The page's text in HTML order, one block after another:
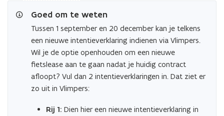
p
Goed om te weten
Tussen 1 september en 20 december kan je telkens
een nieuwe intentieverklaring indienen via Vlimpers.
Wil je de optie openhouden om een nieuwe
fietslease aan te gaan nadat je huidig contract
afloopt? Vul dan 2 intentieverklaringen in. Dat ziet er
zo uit in Vlimpers:
Rij 1: Dien hier een nieuwe intentieverklaring in